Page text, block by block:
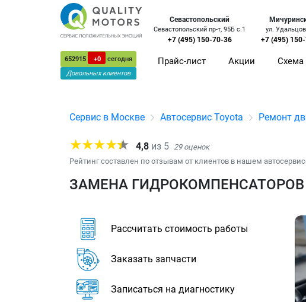
652915 +0
сегодня
Довольных клиентов
Севастопольский
Севастопольский пр-т, 95Б с.1
+7 (495) 150-70-36
ул.
+7 (495)
Прайс-лист Акции Схема
Сервис в Москве Автосервис Toyota Ремонт
4,8 из 5 29оценок
Рейтинг составлен по отзывам от клиентов в нашем
ЗАМЕНА ГИДРОКОМПЕНСАТОРОВ
Рассчитать стоимость работы
Заказать запчасти
Записаться на диагностику